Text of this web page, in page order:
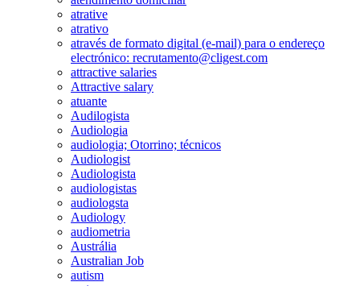
atrative
atrativo
através de formato digital (e-mail) para o endereço
electrónico: recrutamento@cligest.com
attractive salaries
Attractive salary
atuante
Audilogista
Audiologia
audiologia; Otorrino; técnicos
Audiologist
Audiologista
audiologistas
audiologsta
Audiology
audiometria
Austrália
Australian Job
autism